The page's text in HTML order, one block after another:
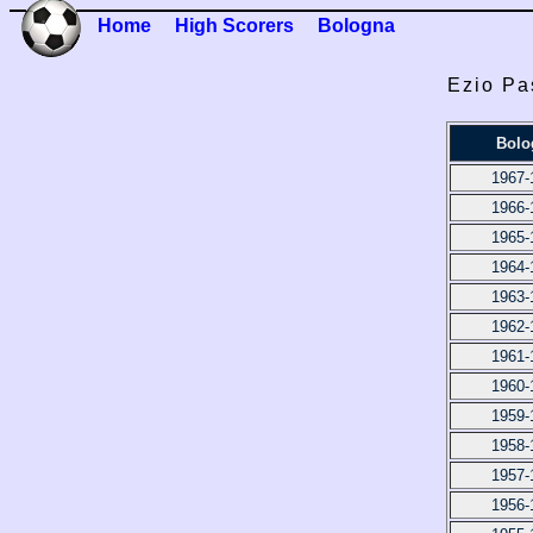
Home High Scorers Bologna
Ezio